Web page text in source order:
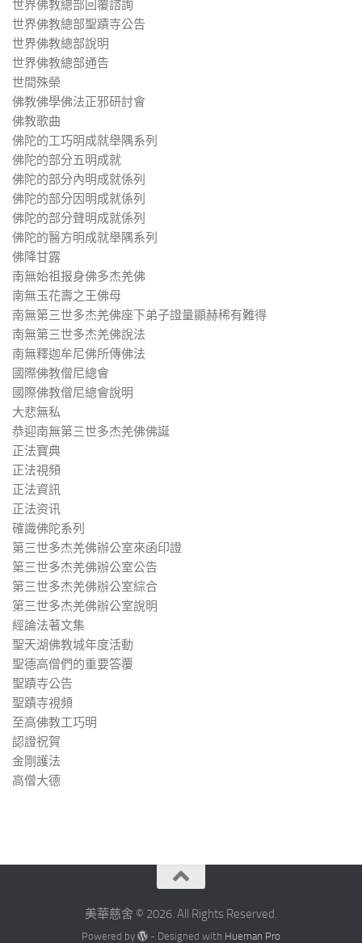
世界佛教總部回覆諮詢
世界佛教總部聖蹟寺公告
世界佛教總部說明
世界佛教總部通告
世間殊榮
佛教佛學佛法正邪研討會
佛教歌曲
佛陀的工巧明成就舉隅系列
佛陀的部分五明成就
佛陀的部分內明成就係列
佛陀的部分因明成就係列
佛陀的部分聲明成就係列
佛陀的醫方明成就舉隅系列
佛降甘露
南無始祖报身佛多杰羌佛
南無玉花壽之王佛母
南無第三世多杰羌佛座下弟子證量顯赫稀有難得
南無第三世多杰羌佛說法
南無釋迦牟尼佛所傳佛法
國際佛教僧尼總會
國際佛教僧尼總會說明
大悲無私
恭迎南無第三世多杰羌佛佛誕
正法寶典
正法視頻
正法資訊
正法资讯
確識佛陀系列
第三世多杰羌佛辦公室來函印證
第三世多杰羌佛辦公室公告
第三世多杰羌佛辦公室綜合
第三世多杰羌佛辦公室說明
經論法著文集
聖天湖佛教城年度活動
聖德高僧們的重要答覆
聖蹟寺公告
聖蹟寺視頻
至高佛教工巧明
認證祝賀
金剛護法
高僧大德
美華慈舍 © 2026. All Rights Reserved.
Powered by - Designed with Hueman Pro